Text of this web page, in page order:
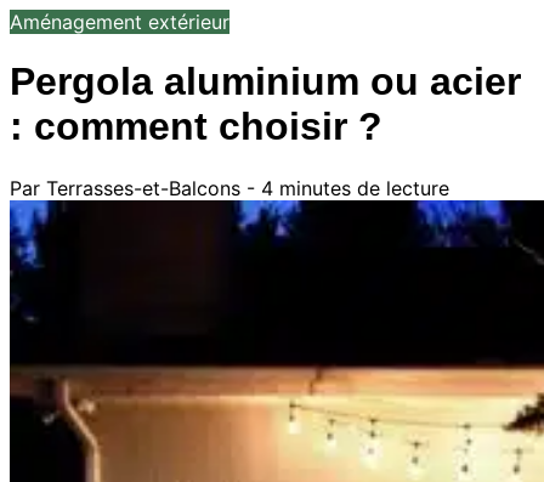
Aménagement extérieur
Pergola aluminium ou acier
: comment choisir ?
Par Terrasses-et-Balcons - 4 minutes de lecture